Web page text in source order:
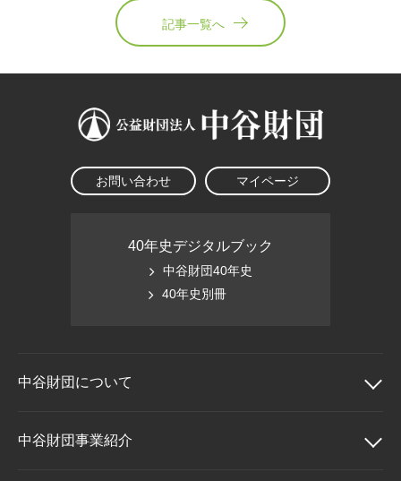
記事一覧へ
お問い合わせ マイページ
40年史デジタルブック
中谷財団40年史
40年史別冊
中谷財団について
中谷財団について
中谷財団事業紹介